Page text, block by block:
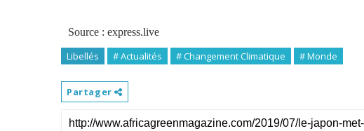
Source : express.live
Libellés # Actualités # Changement Climatique # Monde
Partager